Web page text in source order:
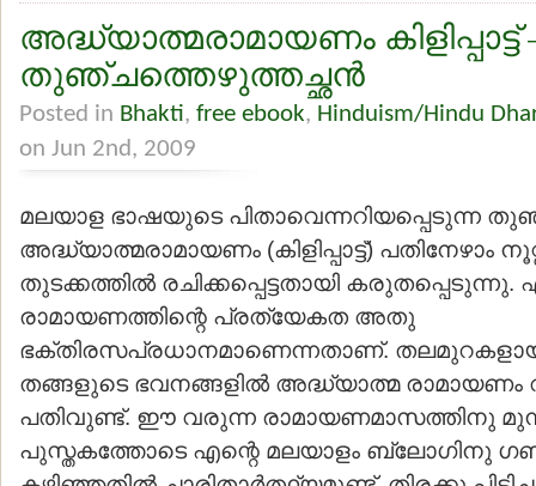
അദ്ധ്യാത്മരാമായണം കിളിപ്പാട്ട്‌
തുഞ്ചത്തെഴുത്തച്ഛന്‍
Posted in Bhakti, free ebook, Hinduism/Hindu
on Jun 2nd, 2009
മലയാള ഭാഷയുടെ പിതാവെന്നറിയപ്പെടുന്ന
അദ്ധ്യാത്മരാമായണം (കിളിപ്പാട്ട്‌) പതിനേഴാം
തുടക്കത്തില്‍ രചിക്കപ്പെട്ടതായി കരുതപ്പെടുന്നു.
രാമായണത്തിന്റെ പ്രത്യേകത അതു
ഭക്തിരസപ്രധാനമാണെന്നതാണ്.
തങ്ങളുടെ ഭവനങ്ങളില്‍ അദ്ധ്യാത്മ രാമായണം
പതിവുണ്ട്. ഈ വരുന്ന രാമായണമാസത്തിനു
പുസ്തകത്തോടെ എന്റെ മലയാളം ബ്ലോഗിനു